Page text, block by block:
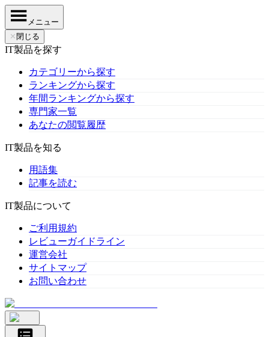
メニュー
✕ 閉じる
IT製品を探す
カテゴリーから探す
ランキングから探す
年間ランキングから探す
専門家一覧
あなたの閲覧履歴
IT製品を知る
用語集
記事を読む
IT製品について
ご利用規約
レビューガイドライン
運営会社
サイトマップ
お問い合わせ